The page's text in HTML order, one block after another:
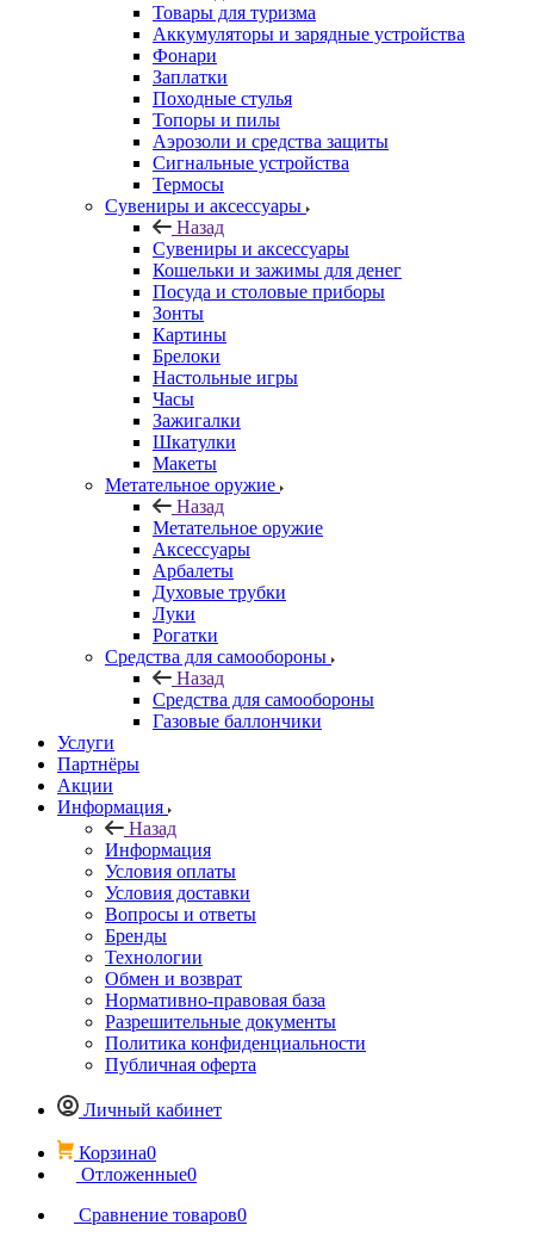
Товары для туризма
Аккумуляторы и зарядные устройства
Фонари
Заплатки
Походные стулья
Топоры и пилы
Аэрозоли и средства защиты
Сигнальные устройства
Термосы
Сувениры и аксессуары
Назад
Сувениры и аксессуары
Кошельки и зажимы для денег
Посуда и столовые приборы
Зонты
Картины
Брелоки
Настольные игры
Часы
Зажигалки
Шкатулки
Макеты
Метательное оружие
Назад
Метательное оружие
Аксессуары
Арбалеты
Духовые трубки
Луки
Рогатки
Средства для самообороны
Назад
Средства для самообороны
Газовые баллончики
Услуги
Партнёры
Акции
Информация
Назад
Информация
Условия оплаты
Условия доставки
Вопросы и ответы
Бренды
Технологии
Обмен и возврат
Нормативно-правовая база
Разрешительные документы
Политика конфиденциальности
Публичная оферта
Личный кабинет
Корзина0
Отложенные0
Сравнение товаров0